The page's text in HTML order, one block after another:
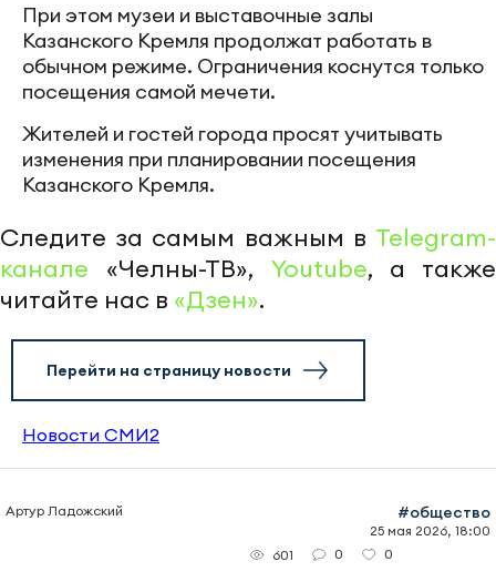
При этом музеи и выставочные залы
Казанского Кремля продолжат работать в
обычном режиме. Ограничения коснутся только
посещения самой мечети.
Жителей и гостей города просят учитывать
изменения при планировании посещения
Казанского Кремля.
Следите за самым важным в Telegram-
канале «Челны-ТВ», Youtube, а также
читайте нас в «Дзен».
Перейти на страницу новости
Новости СМИ2
Артур Ладожский #общество
25 мая 2026, 18:00
601
0 0